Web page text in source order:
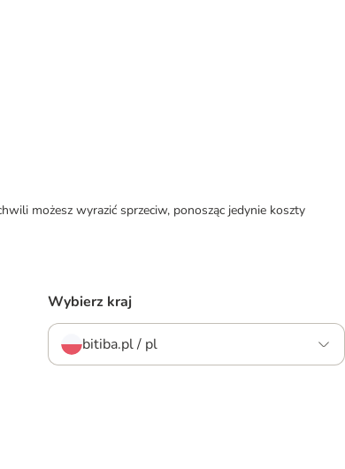
możesz wyrazić sprzeciw, ponosząc jedynie koszty
Wybierz kraj
bitiba.pl / pl